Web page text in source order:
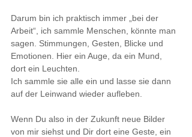
Darum bin ich praktisch immer „bei der
Arbeit“, ich sammle Menschen, könnte man
sagen. Stimmungen, Gesten, Blicke und
Emotionen. Hier ein Auge, da ein Mund,
dort ein Leuchten.
Ich sammle sie alle ein und lasse sie dann
auf der Leinwand wieder aufleben.
Wenn Du also in der Zukunft neue Bilder
von mir siehst und Dir dort eine Geste, ein